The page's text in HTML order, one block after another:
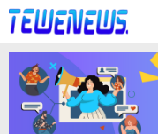
Lewati
ke
konten